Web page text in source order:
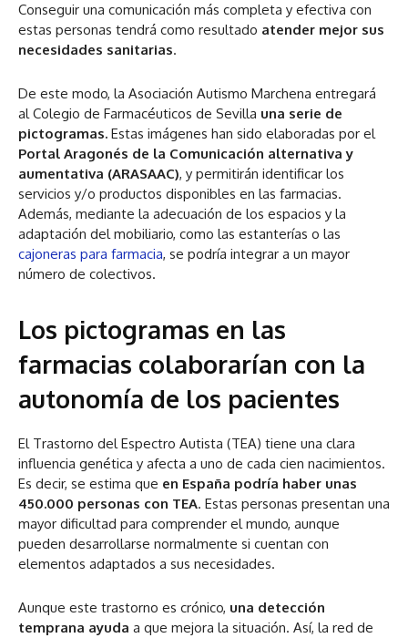
Conseguir una comunicación más completa y efectiva con
estas personas tendrá como resultado atender mejor sus
necesidades sanitarias.
De este modo, la Asociación Autismo Marchena entregará
al Colegio de Farmacéuticos de Sevilla una serie de
pictogramas. Estas imágenes han sido elaboradas por el
Portal Aragonés de la Comunicación alternativa y
aumentativa (ARASAAC), y permitirán identificar los
servicios y/o productos disponibles en las farmacias.
Además, mediante la adecuación de los espacios y la
adaptación del mobiliario, como las estanterías o las
cajoneras para farmacia, se podría integrar a un mayor
número de colectivos.
Los pictogramas en las
farmacias colaborarían con la
autonomía de los pacientes
El Trastorno del Espectro Autista (TEA) tiene una clara
influencia genética y afecta a uno de cada cien nacimientos.
Es decir, se estima que en España podría haber unas
450.000 personas con TEA. Estas personas presentan una
mayor dificultad para comprender el mundo, aunque
pueden desarrollarse normalmente si cuentan con
elementos adaptados a sus necesidades.
Aunque este trastorno es crónico, una detección
temprana ayuda a que mejora la situación. Así, la red de